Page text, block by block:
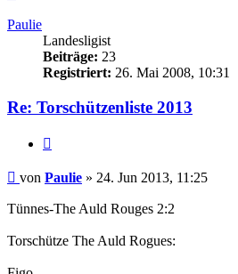
Paulie
Landesligist
Beiträge: 23
Registriert: 26. Mai 2008, 10:31
Re: Torschützenliste 2013
Beitrag
von Paulie » 24. Jun 2013, 11:25
Tünnes-The Auld Rouges 2:2
Torschütze The Auld Rogues: